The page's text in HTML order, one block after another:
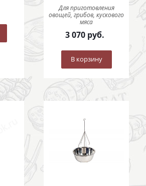
Для приготовления
овощей, грибов, кускового
мяса
3 070руб.
В корзину